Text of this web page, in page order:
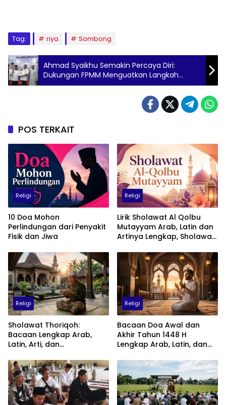
Tag: riya Sombong
Ahmad Syaikhu Semakin Percaya Diri:
Dukungan FPMM Menguatkan Langkah
Kemenangan Pilgub Jabar 2024
POS TERKAIT
Religi
10 Doa Mohon
Perlindungan dari Penyakit
Fisik dan Jiwa
Religi
Lirik Sholawat Al Qolbu
Mutayyam Arab, Latin dan
Artinya Lengkap, Sholawat
Muhammad SAW
Religi
Sholawat Thoriqoh:
Bacaan Lengkap Arab,
Latin, Arti, dan
Religi
Bacaan Doa Awal dan
Akhir Tahun 1448 H
Lengkap Arab, Latin, dan
dan Keutamaannya